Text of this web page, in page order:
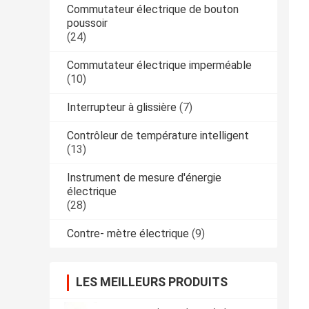
Commutateur électrique de bouton
poussoir
(24)
Commutateur électrique imperméable
(10)
Interrupteur à glissière (7)
Contrôleur de température intelligent
(13)
Instrument de mesure d'énergie
électrique
(28)
Contre- mètre électrique (9)
LES MEILLEURS PRODUITS